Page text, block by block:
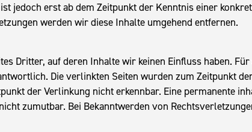
jedoch erst ab dem Zeitpunkt der Kenntnis einer
werden wir diese Inhalte umgehend entfernen.
Dritter, auf deren Inhalte wir keinen Einfluss haben.
Die verlinkten Seiten wurden zum Zeitpunkt
der Verlinkung nicht erkennbar. Eine permanente
zumutbar. Bei Bekanntwerden von